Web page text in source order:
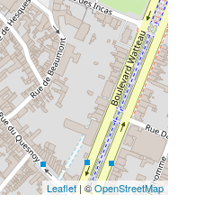
Leaflet| ©OpenStreetMap